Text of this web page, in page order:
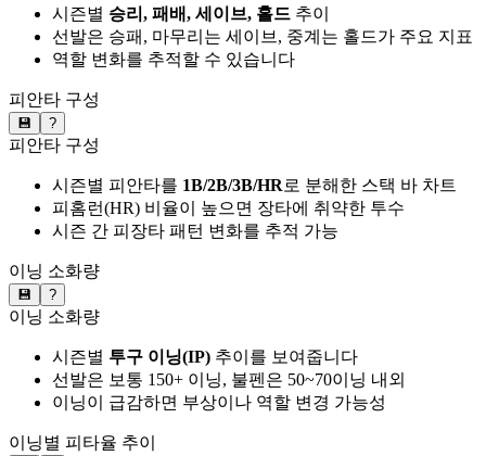
시즌별 승리, 패배, 세이브, 홀드 추이
선발은 승패, 마무리는 세이브, 중계는 홀드가 주요 지표
역할 변화를 추적할 수 있습니다
피안타 구성
💾 ?
피안타 구성
시즌별 피안타를 1B/2B/3B/HR로 분해한 스택 바 차트
피홈런(HR) 비율이 높으면 장타에 취약한 투수
시즌 간 피장타 패턴 변화를 추적 가능
이닝 소화량
💾 ?
이닝 소화량
시즌별 투구 이닝(IP) 추이를 보여줍니다
선발은 보통 150+ 이닝, 불펜은 50~70이닝 내외
이닝이 급감하면 부상이나 역할 변경 가능성
이닝별 피타율 추이